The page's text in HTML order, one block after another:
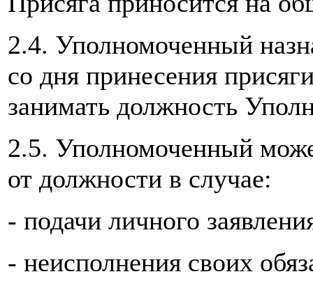
2.4. Уполномоченный
со дня принесения
занимать должность
2.5. Уполномоченный
от должности в случае:
- подачи личного
- неисполнения своих